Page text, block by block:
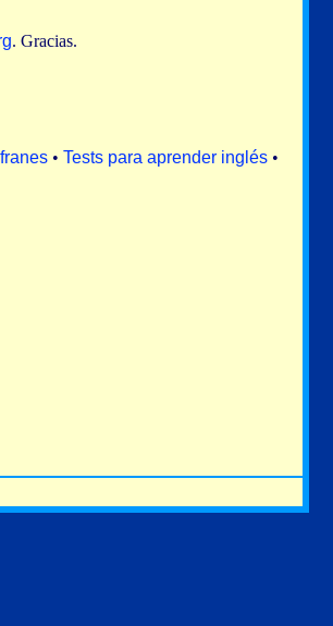
. Gracias.
• Tests para aprender inglés •